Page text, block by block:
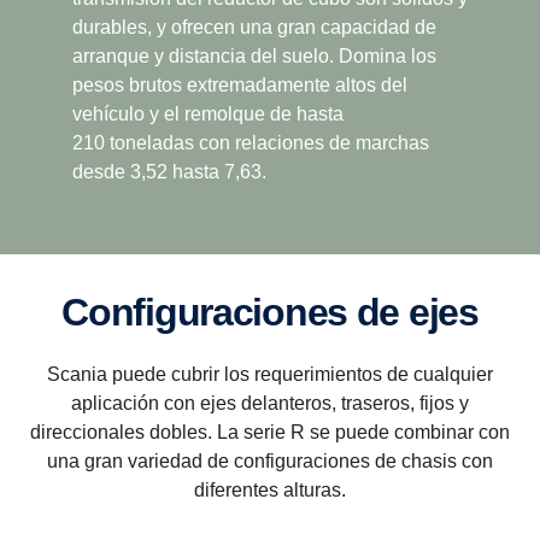
Facilidad de conducción
Se obtiene una mejor facilidad de conducción con
una variación de la relación de transmisión más
amplia, que incluye una superoruga y
supermarcha. Esto coincide con la filosofía de
durables, y ofrecen una gran capacidad de
arranque y distancia del suelo. Domina los
pesos brutos extremadamente altos del
vehículo y el remolque de hasta
210 toneladas con relaciones de marchas
desde 3,52 hasta 7,63.
Configuraciones de ejes
Scania puede cubrir los requerimientos de cualquier
aplicación con ejes delanteros, traseros, fijos y
direccionales dobles. La serie R se puede combinar con
una gran variedad de configuraciones de chasis con
diferentes alturas.